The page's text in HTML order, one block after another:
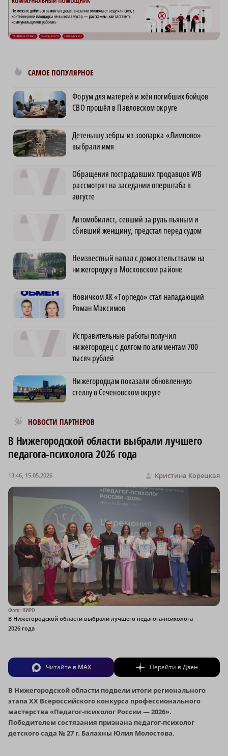
САМОЕ ПОПУЛЯРНОЕ
Форум для матерей и жён погибших бойцов
СВО прошёл в Павловском округе
Детенышу зебры из зоопарка «Лимпопо»
выбрали имя
Обращения пострадавших продавцов WB
рассмотрят на заседании оперштаба в
августе
Автомобилист, севший за руль пьяным и
сбивший женщину, предстал перед судом
Неизвестный напал с домогательствами на
нижегородку в Московском районе
Новичком ХК «Торпедо» стал нападающий
Роман Максимов
Исправительные работы получил
нижегородец с долгом по алиментам 700
тысяч рублей
Нижегородцам показали обновленную
стеллу в Сеченовском округе
НОВОСТИ ПАРТНЕРОВ
Новости МирТесен
В Нижегородской области выбрали лучшего
педагога-психолога 2026 года
Кристина Корецкая
13:46, 15.05.2026
Фото: НИРО
В Нижегородской области выбрали лучшего педагога-психолога
2026 года
Читайте в MAX Перейти вДзен
В Нижегородской области подвели итоги регионального
этапа XX Всероссийского конкурса профессионального
мастерства «Педагог-психолог России — 2026».
Победителем состязания признана педагог-психолог
детского сада № 27 г. Балахны Юлия Молостова.